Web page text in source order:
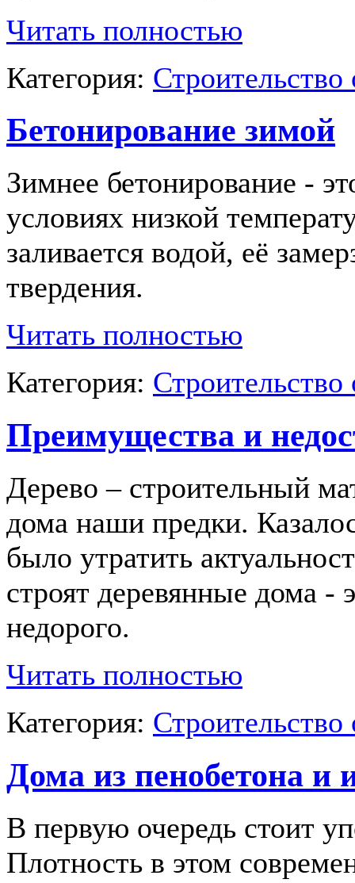
Читать полностью
Категория: Строительство
Бетонирование зимой
Зимнее бетонирование -
условиях низкой
заливается водой, её
твердения.
Читать полностью
Категория: Строительство
Преимущества и
Дерево – строительный
дома наши предки.
было утратить
строят деревянные дома -
недорого.
Читать полностью
Категория: Строительство
Дома из пенобетона и
В первую очередь стоит
Плотность в этом